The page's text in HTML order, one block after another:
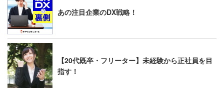
あの注目企業のDX戦略！
【20代既卒・フリーター】未経験から正社員を目
指す！